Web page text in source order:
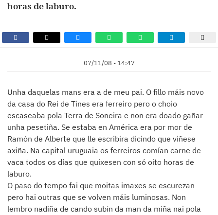
horas de laburo.
07/11/08 - 14:47
Unha daquelas mans era a de meu pai. O fillo máis novo
da casa do Rei de Tines era ferreiro pero o choio
escaseaba pola Terra de Soneira e non era doado gañar
unha pesetiña. Se estaba en América era por mor de
Ramón de Alberte que lle escribira dicindo que viñese
axiña. Na capital uruguaia os ferreiros comían carne de
vaca todos os días que quixesen con só oito horas de
laburo.
O paso do tempo fai que moitas imaxes se escurezan
pero hai outras que se volven máis luminosas. Non
lembro nadiña de cando subín da man da miña nai pola